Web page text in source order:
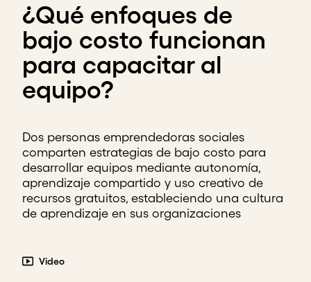
¿Qué enfoques de
bajo costo funcionan
para capacitar al
equipo?
Dos personas emprendedoras sociales
comparten estrategias de bajo costo para
desarrollar equipos mediante autonomía,
aprendizaje compartido y uso creativo de
recursos gratuitos, estableciendo una cultura
de aprendizaje en sus organizaciones
Video